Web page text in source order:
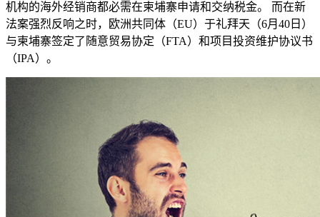
机构的海外经销商都必需在柬埔寨申请和交纳税金。 而在新
法案强烈反响之时，欧洲共同体（EU）于礼拜天（6月40日）
与柬埔寨签定了随意贸易协定（FTA）和项目投资维护协议书
（IPA）。